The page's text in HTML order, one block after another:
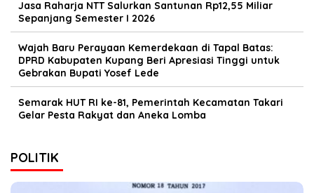
Jasa Raharja NTT Salurkan Santunan Rp12,55 Miliar
Sepanjang Semester I 2026
Wajah Baru Perayaan Kemerdekaan di Tapal Batas:
DPRD Kabupaten Kupang Beri Apresiasi Tinggi untuk
Gebrakan Bupati Yosef Lede
Semarak HUT RI ke-81, Pemerintah Kecamatan Takari
Gelar Pesta Rakyat dan Aneka Lomba
POLITIK